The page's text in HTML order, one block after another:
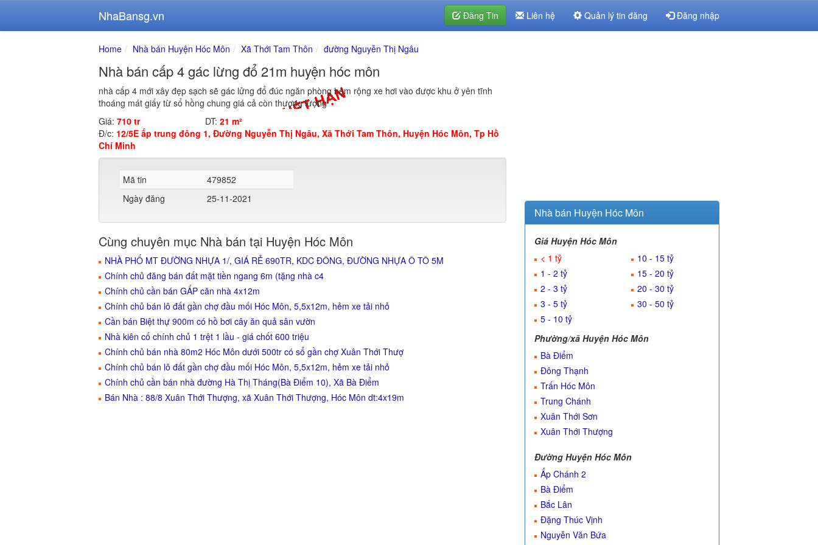
NhaBansg.vn Đăng Tin Liên hệ Quản lý tin đăng Đăng nhập
Home Nhà bán Huyện Hóc Môn Xã Thới Tam Thôn đường Nguyễn Thị Ngâu
Nhà bán cấp 4 gác lừng đổ 21m huyện hóc môn
nhà cấp 4 mới xây đẹp sạch sẽ gác lửng đổ đúc ngăn phòng hẻm rộng xe hơi vào được khu ở yên tĩnh
thoáng mát giấy từ sổ hồng chung giá cả còn thương lượng
Giá: 710 tr DT: 21 m²
Đ/c: 12/5E ấp trung đông 1, Đường Nguyễn Thị Ngâu, Xã Thới Tam Thôn, Huyện Hóc Môn, Tp Hồ
Chí Minh
Mã tin
479852
Ngày đăng
25-11-2021
Cùng chuyên mục Nhà bán tại Huyện Hóc Môn
NHÀ PHỐ MT ĐƯỜNG NHỰA 1/, GIÁ RẺ 690TR, KDC ĐÔNG, ĐƯỜNG NHỰA Ô TÔ 5M
Chính chủ đăng bán đất mặt tiền ngang 6m (tặng nhà c4
Chính chủ cần bán GẤP căn nhà 4x12m
Chính chủ bán lô đất gần chợ đầu mối Hóc Môn, 5,5x12m, hẻm xe tải nhỏ
Cần bán Biệt thự 900m có hồ bơi cây ăn quả sân vườn
Nhà kiên cố chính chủ 1 trệt 1 lầu - giá chốt 600 triệu
Chính chủ bán nhà 80m2 Hóc Môn dưới 500tr có sổ gần chợ Xuân Thới Thượ
Chính chủ bán lô đất gần chợ đầu mối Hóc Môn, 5,5x12m, hẻm xe tải nhỏ
Chính chủ cần bán nhà đường Hà Thị Tháng(Bà Điểm 10), Xã Bà Điểm
Bán Nhà : 88/8 Xuân Thới Thượng, xã Xuân Thới Thượng, Hóc Môn dt:4x19m
Nhà bán Huyện Hóc Môn
Giá Huyện Hóc Môn
< 1 tỷ
1 - 2 tỷ
2 - 3 tỷ
3 - 5 tỷ
5 - 10 tỷ
10 - 15 tỷ
15 - 20 tỷ
20 - 30 tỷ
30 - 50 tỷ
Phường/xã Huyện Hóc Môn
Bà Điểm
Đông Thạnh
Trấn Hóc Môn
Trung Chánh
Xuân Thới Sơn
Xuân Thới Thượng
Đường Huyện Hóc Môn
Ấp Chánh 2
Bà Điểm
Bắc Lân
Đặng Thúc Vịnh
Nguyễn Văn Bứa